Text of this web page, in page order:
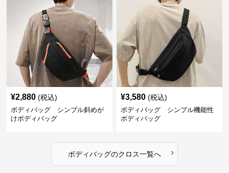
¥2,880 (税込)
ボディバッグ シンプル斜めが
けボディバッグ
¥3,580 (税込)
ボディバッグ シンプル機能性
ボディバッグ
ボディバッグのクロス一覧へ ›